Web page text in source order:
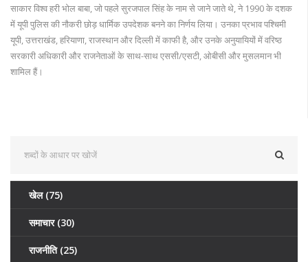
साकार विश्व हरी भोल बाबा, जो पहले सुरजपाल सिंह के नाम से जाने जाते थे, ने 1990 के दशक
में यूपी पुलिस की नौकरी छोड़ धार्मिक उपदेशक बनने का निर्णय लिया। उनका प्रभाव पश्चिमी
यूपी, उत्तराखंड, हरियाणा, राजस्थान और दिल्ली में काफी है, और उनके अनुयायियों में वरिष्ठ
सरकारी अधिकारी और राजनेताओं के साथ-साथ एससी/एसटी, ओबीसी और मुसलमान भी
शामिल हैं।
खेल (75)
समाचार (30)
राजनीति (25)